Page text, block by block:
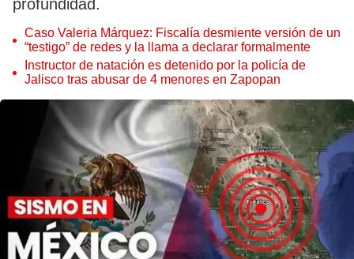
profundidad.
Caso Valeria Márquez: Fiscalía desmiente versión de un
“testigo” de redes y la llama a declarar formalmente
Instructor de natación es detenido por la policía de
Jalisco tras abusar de 4 menores en Zapopan